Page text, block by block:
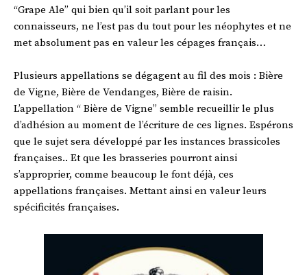
“Grape Ale” qui bien qu’il soit parlant pour les
connaisseurs, ne l’est pas du tout pour les néophytes et ne
met absolument pas en valeur les cépages français…
Plusieurs appellations se dégagent au fil des mois : Bière
de Vigne, Bière de Vendanges, Bière de raisin.
L’appellation “ Bière de Vigne” semble recueillir le plus
d’adhésion au moment de l’écriture de ces lignes. Espérons
que le sujet sera développé par les instances brassicoles
françaises.. Et que les brasseries pourront ainsi
s’approprier, comme beaucoup le font déjà, ces
appellations françaises. Mettant ainsi en valeur leurs
spécificités françaises.